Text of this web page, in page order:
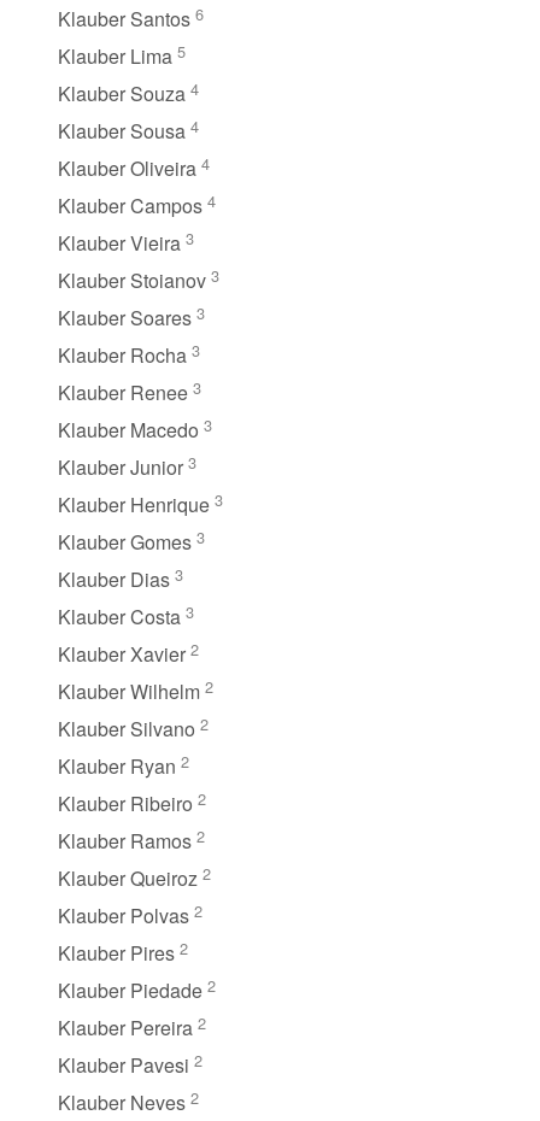
Klauber Santos 6
Klauber Lima 5
Klauber Souza 4
Klauber Sousa 4
Klauber Oliveira 4
Klauber Campos 4
Klauber Vieira 3
Klauber Stoianov 3
Klauber Soares 3
Klauber Rocha 3
Klauber Renee 3
Klauber Macedo 3
Klauber Junior 3
Klauber Henrique 3
Klauber Gomes 3
Klauber Dias 3
Klauber Costa 3
Klauber Xavier 2
Klauber Wilhelm 2
Klauber Silvano 2
Klauber Ryan 2
Klauber Ribeiro 2
Klauber Ramos 2
Klauber Queiroz 2
Klauber Polvas 2
Klauber Pires 2
Klauber Piedade 2
Klauber Pereira 2
Klauber Pavesi 2
Klauber Neves 2